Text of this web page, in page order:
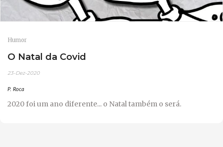
Humor
O Natal da Covid
23-Dez-2020
P. Roca
2020 foi um ano diferente... o Natal também o será.